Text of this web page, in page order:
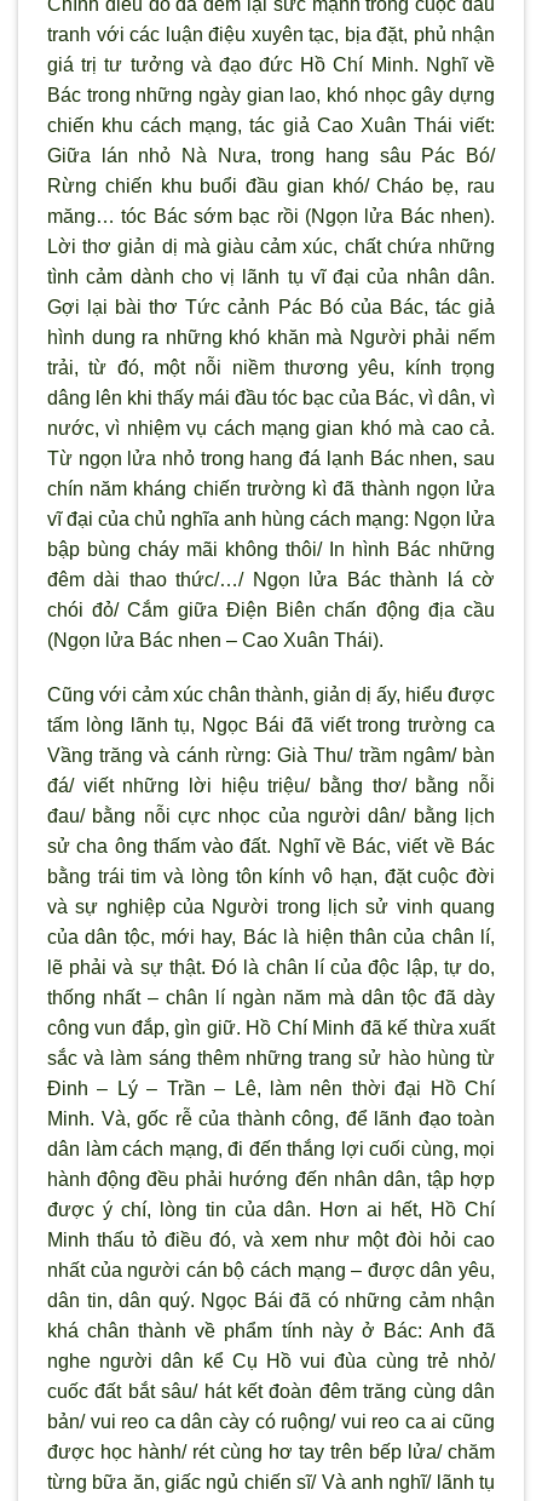
tranh với các luận điệu xuyên tạc, bịa đặt, phủ nhận
giá trị tư tưởng và đạo đức Hồ Chí Minh. Nghĩ về
Bác trong những ngày gian lao, khó nhọc gây dựng
chiến khu cách mạng, tác giả Cao Xuân Thái viết:
Giữa lán nhỏ Nà Nưa, trong hang sâu Pác Bó/
Rừng chiến khu buổi đầu gian khó/ Cháo bẹ, rau
măng… tóc Bác sớm bạc rồi (Ngọn lửa Bác nhen).
Lời thơ giản dị mà giàu cảm xúc, chất chứa những
tình cảm dành cho vị lãnh tụ vĩ đại của nhân dân.
Gợi lại bài thơ Tức cảnh Pác Bó của Bác, tác giả
hình dung ra những khó khăn mà Người phải nếm
trải, từ đó, một nỗi niềm thương yêu, kính trọng
dâng lên khi thấy mái đầu tóc bạc của Bác, vì dân, vì
nước, vì nhiệm vụ cách mạng gian khó mà cao cả.
Từ ngọn lửa nhỏ trong hang đá lạnh Bác nhen, sau
chín năm kháng chiến trường kì đã thành ngọn lửa
vĩ đại của chủ nghĩa anh hùng cách mạng: Ngọn lửa
bập bùng cháy mãi không thôi/ In hình Bác những
đêm dài thao thức/…/ Ngọn lửa Bác thành lá cờ
chói đỏ/ Cắm giữa Điện Biên chấn động địa cầu
(Ngọn lửa Bác nhen – Cao Xuân Thái).
Cũng với cảm xúc chân thành, giản dị ấy, hiểu được
tấm lòng lãnh tụ, Ngọc Bái đã viết trong trường ca
Vầng trăng và cánh rừng: Già Thu/ trầm ngâm/ bàn
đá/ viết những lời hiệu triệu/ bằng thơ/ bằng nỗi
đau/ bằng nỗi cực nhọc của người dân/ bằng lịch
sử cha ông thấm vào đất. Nghĩ về Bác, viết về Bác
bằng trái tim và lòng tôn kính vô hạn, đặt cuộc đời
và sự nghiệp của Người trong lịch sử vinh quang
của dân tộc, mới hay, Bác là hiện thân của chân lí,
lẽ phải và sự thật. Đó là chân lí của độc lập, tự do,
thống nhất – chân lí ngàn năm mà dân tộc đã dày
công vun đắp, gìn giữ. Hồ Chí Minh đã kế thừa xuất
sắc và làm sáng thêm những trang sử hào hùng từ
Đinh – Lý – Trần – Lê, làm nên thời đại Hồ Chí
Minh. Và, gốc rễ của thành công, để lãnh đạo toàn
dân làm cách mạng, đi đến thắng lợi cuối cùng, mọi
hành động đều phải hướng đến nhân dân, tập hợp
được ý chí, lòng tin của dân. Hơn ai hết, Hồ Chí
Minh thấu tỏ điều đó, và xem như một đòi hỏi cao
nhất của người cán bộ cách mạng – được dân yêu,
dân tin, dân quý. Ngọc Bái đã có những cảm nhận
khá chân thành về phẩm tính này ở Bác: Anh đã
nghe người dân kể Cụ Hồ vui đùa cùng trẻ nhỏ/
cuốc đất bắt sâu/ hát kết đoàn đêm trăng cùng dân
bản/ vui reo ca dân cày có ruộng/ vui reo ca ai cũng
được học hành/ rét cùng hơ tay trên bếp lửa/ chăm
từng bữa ăn, giấc ngủ chiến sĩ/ Và anh nghĩ/ lãnh tụ